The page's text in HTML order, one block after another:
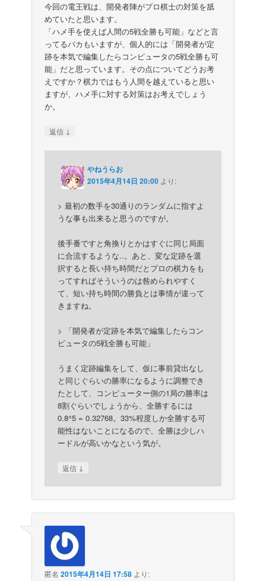
今回の電王戦は、開発者陣がプロ棋士の対策を舐
めていたと思います。
「ハメ手を使えば人間の5戦全勝も可能」などと言
ってるバカもいますが、個人的には「開発者が定
跡を本気で編集したらコンピュータの5戦全勝も可
能」だと思っています。その点についてどうお考
えですか？棋力ではもう人間を越えていると思い
ますが、ハメ手に対する対策はお考えでしょう
か。
返信 ↓
やねうらお
2015年4月14日 20:00 より:
> 最初の数手を30通りのランダムに指すよ
うな事も出来ると思うのですが。
後手番ですと角換りとかはすぐに同じ局面
に合流するような..。あと、変な定跡を選
択すると長い持ち時間だとプロの棋力をも
ってすればそういうのは咎められやすく
て、短い持ち時間の勝負とは事情が違って
きますね。
> 「開発者が定跡を本気で編集したらコン
ピュータの5戦全勝も可能」
うまく定跡編集をして、仮に事前貸出なし
と同じぐらいの勝率になるように調整でき
たとして、コンピューター側の1局の勝率は
8割ぐらいでしょうから、全勝するには
0.8^5 = 0.32768。33%程度しか全勝する可
能性はないことになるので、全勝は少しハ
ードルが高いかなという気が。
返信 ↓
匿名 2015年4月14日 17:58 より: